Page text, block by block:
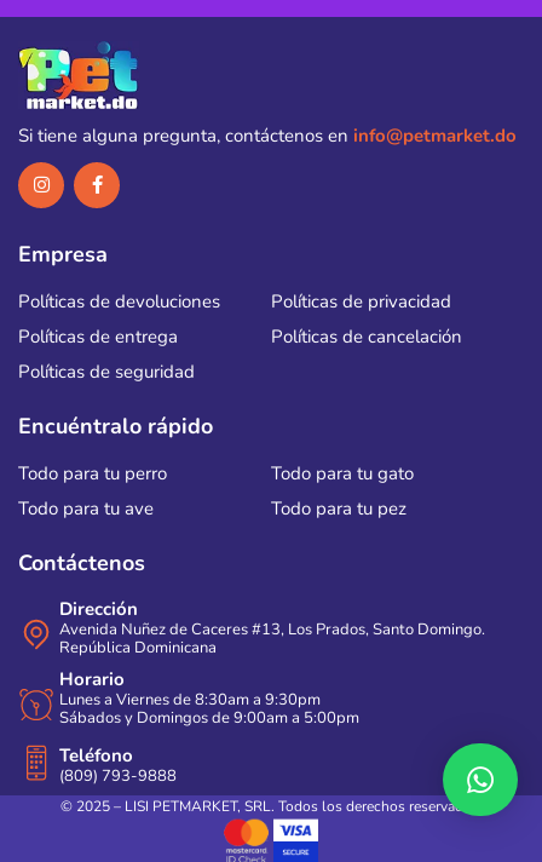
Si tiene alguna pregunta, contáctenos en info@petmarket.do
Empresa
Políticas de devoluciones
Políticas de privacidad
Políticas de entrega
Políticas de cancelación
Políticas de seguridad
Encuéntralo rápido
Todo para tu perro
Todo para tu gato
Todo para tu ave
Todo para tu pez
Contáctenos
Dirección
Avenida Nuñez de Caceres #13, Los Prados, Santo Domingo.
República Dominicana
Horario
Lunes a Viernes de 8:30am a 9:30pm
Sábados y Domingos de 9:00am a 5:00pm
Teléfono
(809) 793-9888
© 2025 – LISI PETMARKET, SRL. Todos los derechos reservados.